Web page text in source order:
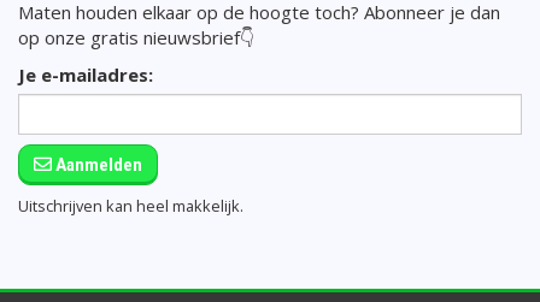
Maten houden elkaar op de hoogte toch? Abonneer je dan
op onze gratis nieuwsbrief👇
Je e-mailadres:
Aanmelden
Uitschrijven kan heel makkelijk.